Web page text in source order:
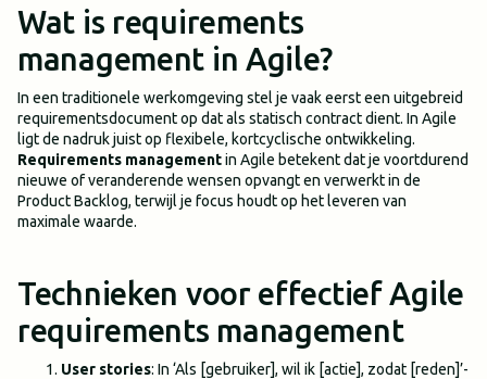
Wat is requirements
management in Agile?
In een traditionele werkomgeving stel je vaak eerst een uitgebreid
requirementsdocument op dat als statisch contract dient. In Agile
ligt de nadruk juist op flexibele, kortcyclische ontwikkeling.
Requirements managementin Agile betekent dat je voortdurend
nieuwe of veranderende wensen opvangt en verwerkt in de
Product Backlog, terwijl je focus houdt op het leveren van
maximale waarde.
Technieken voor effectief Agile
requirements management
User stories: In ‘Als [gebruiker], wil ik [actie], zodat [reden]’-